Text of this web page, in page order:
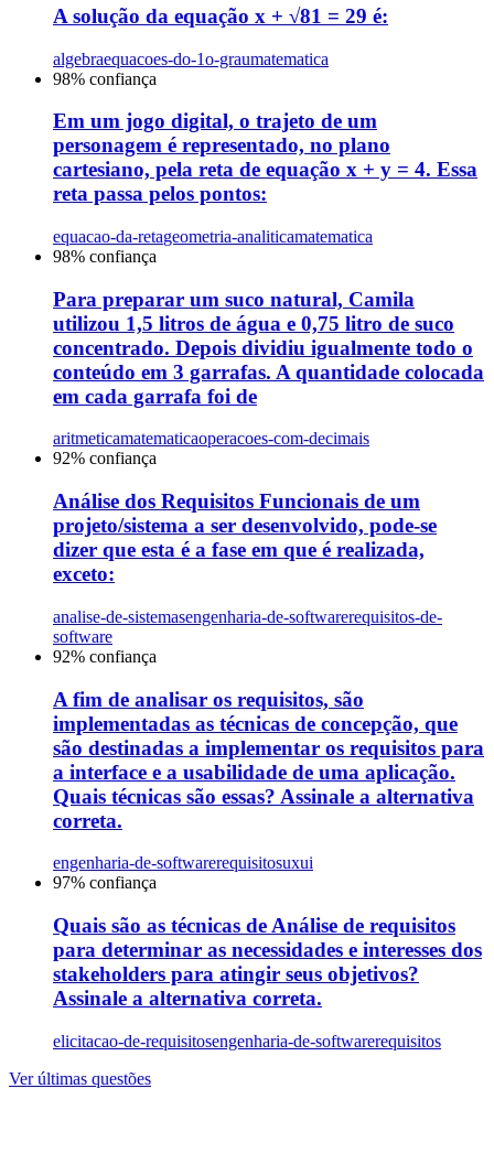
A solução da equação x + √81 = 29 é:
algebraequacoes-do-1o-graumatematica
98% confiança
Em um jogo digital, o trajeto de um
personagem é representado, no plano
cartesiano, pela reta de equação x + y = 4. Essa
reta passa pelos pontos:
equacao-da-retageometria-analiticamatematica
98% confiança
Para preparar um suco natural, Camila
utilizou 1,5 litros de água e 0,75 litro de suco
concentrado. Depois dividiu igualmente todo o
conteúdo em 3 garrafas. A quantidade colocada
em cada garrafa foi de
aritmeticamatematicaoperacoes-com-decimais
92% confiança
Análise dos Requisitos Funcionais de um
projeto/sistema a ser desenvolvido, pode-se
dizer que esta é a fase em que é realizada,
exceto:
analise-de-sistemasengenharia-de-softwarerequisitos-de-
software
92% confiança
A fim de analisar os requisitos, são
implementadas as técnicas de concepção, que
são destinadas a implementar os requisitos para
a interface e a usabilidade de uma aplicação.
Quais técnicas são essas? Assinale a alternativa
correta.
engenharia-de-softwarerequisitosuxui
97% confiança
Quais são as técnicas de Análise de requisitos
para determinar as necessidades e interesses dos
stakeholders para atingir seus objetivos?
Assinale a alternativa correta.
elicitacao-de-requisitosengenharia-de-softwarerequisitos
Ver últimas questões